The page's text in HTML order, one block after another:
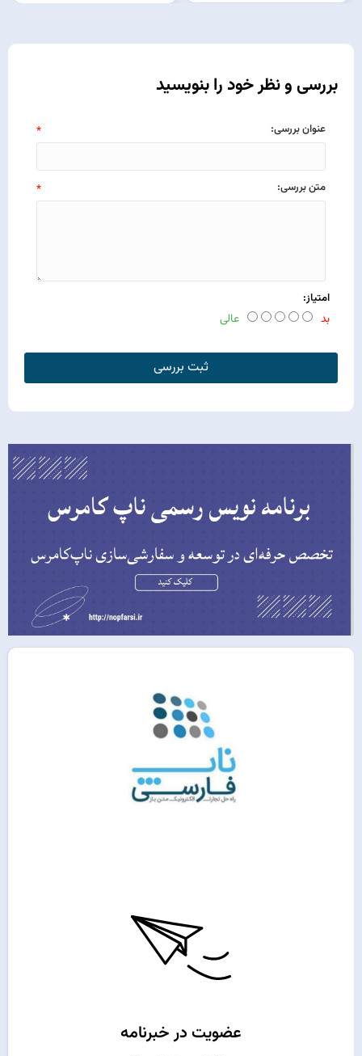
بررسی و نظر خود را بنویسید
عنوان بررسی: *
متن بررسی: *
امتیاز:
بد عالی
ثبت بررسی
عضویت در خبرنامه